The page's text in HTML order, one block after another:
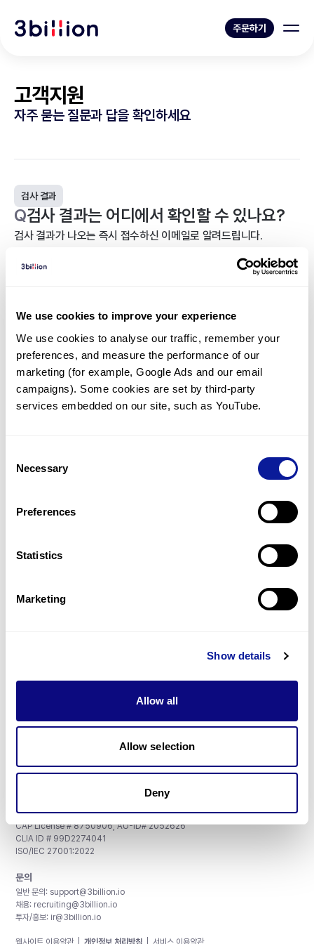
We use cookies to improve your experience
We use cookies to analyse our traffic, remember your
preferences, and measure the performance of our
marketing (for example, Google Ads and our email
campaigns). Some cookies are set by third-party
services embedded on our site, such as YouTube.
Selection
Necessary
Preferences
Statistics
Marketing
Show details
Allow all
Allow selection
Deny
주문하기
고객지원
자주 묻는 질문과 답을 확인하세요
검사 결과
Q검사 결과는 어디에서 확인할 수 있나요?
검사 결과가 나오는 즉시 접수하신 이메일로 알려드립니다.
를 확인하실 수 있습니다.
<목록으로 돌아가기
제휴문의
매달 뉴스레터를 통해 최신 블로그 포스트와 소식을 받아보세요.
구독하기
사업자등록번호: 290-81-00524
인증 및 정보 보안
CAP License # 8750906, AU-ID# 2052626
CLIA ID # 99D2274041
ISO/IEC 27001:2022
문의
일반 문의: support@3billion.io
채용: recruiting@3billion.io
투자/홍보: ir@3billion.io
웹사이트 이용약관 개인정보 처리방침 서비스 이용약관